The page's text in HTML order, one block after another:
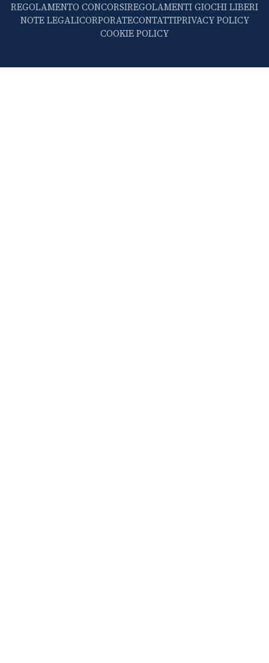
REGOLAMENTO CONCORSIREGOLAMENTI GIOCHI LIBERI
NOTE LEGALICORPORATECONTATTIPRIVACY POLICY
COOKIE POLICY